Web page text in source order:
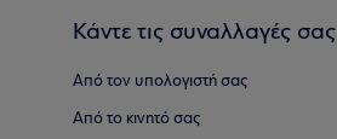
Κάντε τις συναλλαγές σας
Από τον υπολογιστή σας
Από το κινητό σας